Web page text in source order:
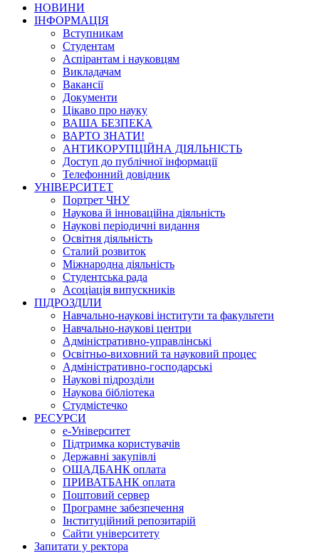
НОВИНИ
ІНФОРМАЦІЯ
Вступникам
Студентам
Аспірантам і науковцям
Викладачам
Вакансії
Документи
Цікаво про науку
ВАША БЕЗПЕКА
ВАРТО ЗНАТИ!
АНТИКОРУПЦІЙНА ДІЯЛЬНІСТЬ
Доступ до публічної інформації
Телефонний довідник
УНІВЕРСИТЕТ
Портрет ЧНУ
Наукова й інноваційна діяльність
Наукові періодичні видання
Освітня діяльність
Сталий розвиток
Міжнародна діяльність
Студентська рада
Асоціація випускників
ПІДРОЗДІЛИ
Навчально-наукові інститути та факультети
Навчально-наукові центри
Адміністративно-управлінські
Освітньо-виховний та науковий процес
Адміністративно-господарські
Наукові підрозділи
Наукова бібліотека
Студмістечко
РЕСУРСИ
е-Університет
Підтримка користувачів
Державні закупівлі
ОЩАДБАНК оплата
ПРИВАТБАНК оплата
Поштовий сервер
Програмне забезпечення
Інституційний репозитарій
Сайти університету
Запитати у ректора